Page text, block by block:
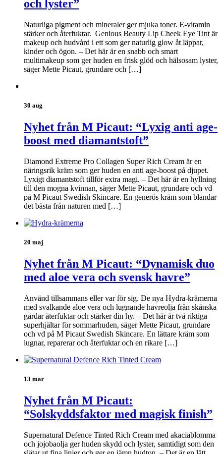
och lyster”
Naturliga pigment och mineraler ger mjuka toner. E-vitamin
stärker och återfuktar. Genious Beauty Lip Cheek Eye Tint är
makeup och hudvård i ett som ger naturlig glow åt läppar,
kinder och ögon. – Det här är en snabb och smart
multimakeup som ger huden en frisk glöd och hälsosam lyster,
säger Mette Picaut, grundare och […]
30 aug
Nyhet från M Picaut: “Lyxig anti age-
boost med diamantstoft”
Diamond Extreme Pro Collagen Super Rich Cream är en
näringsrik kräm som ger huden en anti age-boost på djupet.
Lyxigt diamantstoft tillför extra magi. – Det här är en hyllning
till den mogna kvinnan, säger Mette Picaut, grundare och vd
på M Picaut Swedish Skincare. En generös kräm som blandar
det bästa från naturen med […]
20 maj
Nyhet från M Picaut: “Dynamisk duo
med aloe vera och svensk havre”
Använd tillsammans eller var för sig. De nya Hydra-krämerna
med svalkande aloe vera och lugnande havreolja från skånska
gårdar återfuktar och stärker din hy. – Det här är två riktiga
superhjältar för sommarhuden, säger Mette Picaut, grundare
och vd på M Picaut Swedish Skincare. En lättare kräm som
lugnar, reparerar och återfuktar och en rikare […]
13 mar
Nyhet från M Picaut:
“Solskyddsfaktor med magisk finish”
Supernatural Defence Tinted Rich Cream med akaciablomma
och jojobaolja ger huden skydd och lyster, samtidigt som den